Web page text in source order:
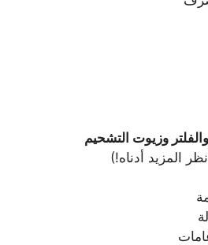
وزيوت التشحيم
المزيد أدناه!)